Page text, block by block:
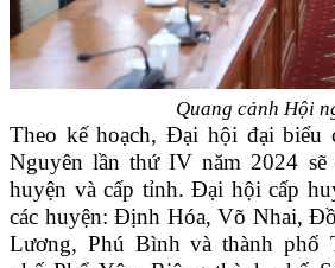
Quang cảnh Hội
Theo kế hoạch, Đại hội đại biểu
Nguyên lần thứ IV năm 2024 sẽ
huyện và cấp tỉnh. Đại hội cấp
các huyện: Định Hóa, Võ Nhai,
Lương, Phú Bình và thành phố